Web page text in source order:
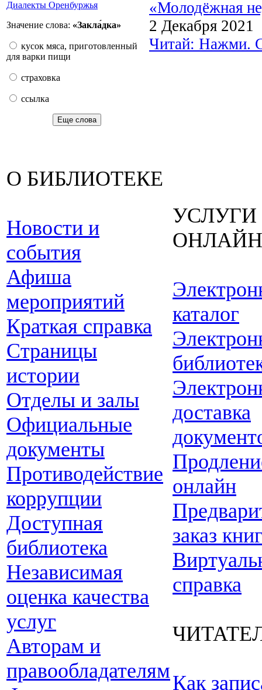
Диалекты Оренбуржья
Значение слова: «Закла́дка»
кусок мяса, приготовленный
для варки пищи
страховка
ссылка
Еще слова
«Молодёжная
2 Декабря 2021
Читай: Нажми.
О БИБЛИОТЕКЕ
Новости и
события
Афиша
мероприятий
Краткая справка
Страницы
истории
Отделы и залы
Официальные
документы
Противодействие
коррупции
Доступная
библиотека
Независимая
оценка качества
услуг
Авторам и
правообладателям
УСЛУГИ
ОНЛАЙН
каталог
доставка
онлайн
заказ
справка
Как